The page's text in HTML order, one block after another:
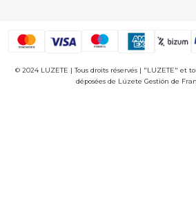
© 2024 LUZETE | Tous droits réservés | "LUZETE" et
déposées de Lúzete Gestión de